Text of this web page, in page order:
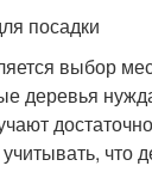
посадки
выбор
деревья
что